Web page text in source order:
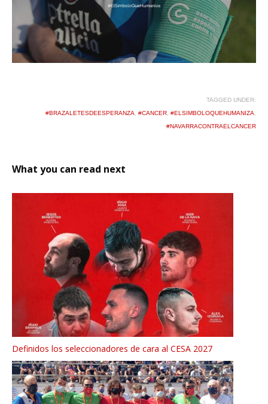
TAGGED UNDER:
#BRAZALETESDEESPERANZA
#CANCER #ELSIMBOLOQUEHUMANIZA
#NAVARRACONTRAELCANCER
What you can read next
Definidos los seleccionadores de cara al CESA 2027